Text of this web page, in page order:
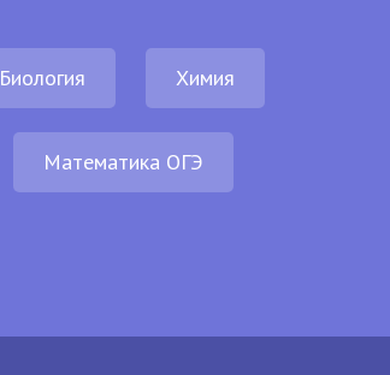
Биология Химия
Математика ОГЭ